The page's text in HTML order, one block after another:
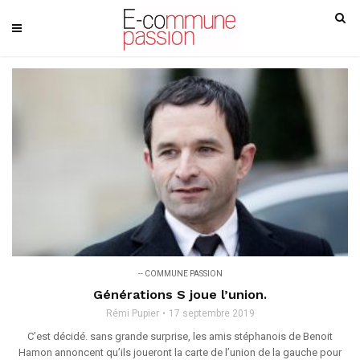
-- COMMUNE PASSION
Générations S joue l’union.
Rémi Pupier 17 septembre 2019
C’est décidé. sans grande surprise, les amis stéphanois de Benoit
Hamon annoncent qu’ils joueront la carte de l’union de la gauche pour